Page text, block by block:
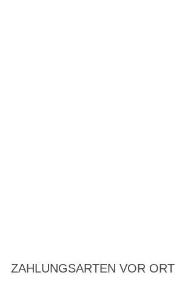
ZAHLUNGSARTEN VOR ORT